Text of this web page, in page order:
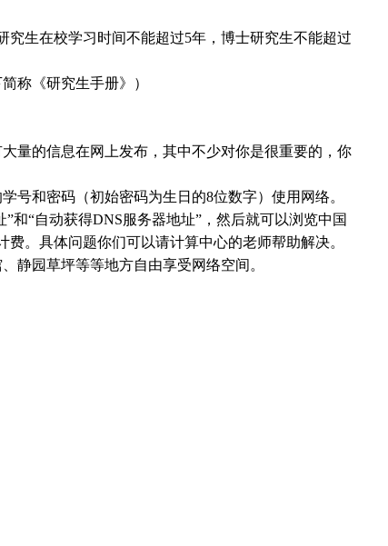
究生在校学习时间不能超过5年，博士研究生不能超过
称《研究生手册》）
量的信息在网上发布，其中不少对你是很重要的，你
号和密码（初始密码为生日的8位数字）使用网络。
”和“自动获得DNS服务器地址” ，然后就可以浏览中国
。具体问题你们可以请计算中心的老师帮助解决。
静园草坪等等地方自由享受网络空间。